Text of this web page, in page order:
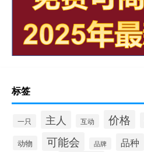
标签
一只 主人 互动 价格
动物 可能会 品牌 品种